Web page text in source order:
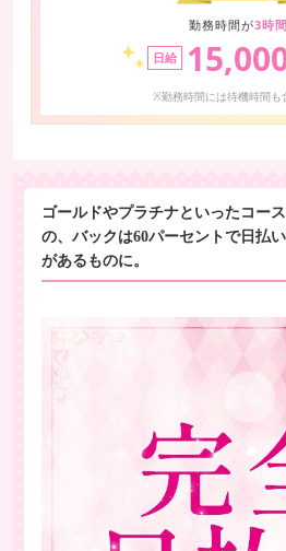
勤務時間が3時
日給
※勤務時間には待機時間も
ゴールドやプラチナといったコー
の、バックは60パーセントで日払
があるものに。